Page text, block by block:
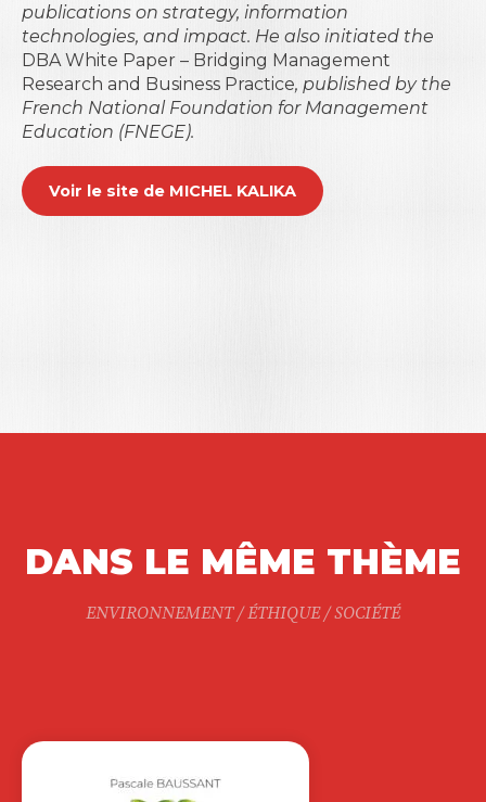
publications on strategy, information
technologies, and impact. He also initiated the
DBA White Paper – Bridging Management
Research and Business Practice, published by the
French National Foundation for Management
Education (FNEGE).
Voir le site de MICHEL KALIKA
DANS LE MÊME THÈME
ENVIRONNEMENT / ÉTHIQUE / SOCIÉTÉ